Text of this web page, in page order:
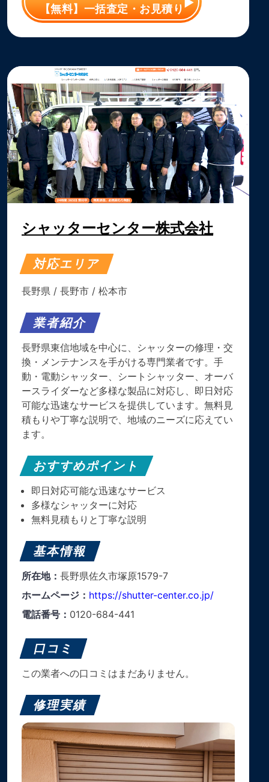
【無料】一括査定・お見積り
シャッターセンター株式会社
対応エリア
長野県 / 長野市 / 松本市
業者紹介
長野県東信地域を中心に、シャッターの修理・交
換・メンテナンスを手がける専門業者です。手
動・電動シャッター、シートシャッター、オーバ
ースライダーなど多様な製品に対応し、即日対応
可能な迅速なサービスを提供しています。無料見
積もりや丁寧な説明で、地域のニーズに応えてい
ます。
おすすめポイント
即日対応可能な迅速なサービス
多様なシャッターに対応
無料見積もりと丁寧な説明
基本情報
所在地： 長野県佐久市塚原1579-7
ホームページ： https://shutter-center.co.jp/
電話番号： 0120-684-441
口コミ
この業者への口コミはまだありません。
修理実績